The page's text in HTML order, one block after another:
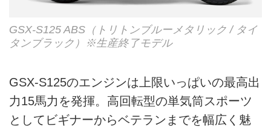
GSX-S125 ABS（トリトンブルーメタリック / タイ
タンブラック）※生産終了モデル
GSX-S125のエンジンは上限いっぱいの最高出
力15馬力を発揮。高回転型の単気筒スポーツ
としてビギナーからベテランまでを幅広く魅